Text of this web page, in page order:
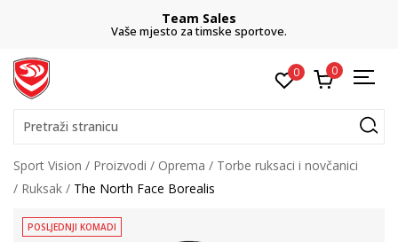
Team Sales
Vaše mjesto za timske sportove.
0 0
Pretraži stranicu
Sport Vision Proizvodi Oprema
Torbe ruksaci i novčanici
Ruksak
The North Face Borealis
POSLJEDNJI KOMADI